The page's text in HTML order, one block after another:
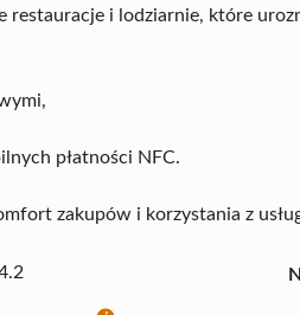
restauracje i lodziarnie, które
płatności NFC.
zakupów i korzystania z